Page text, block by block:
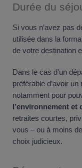
Durée du
Si vous n’avez pas
utilisée dans la
de votre destination
Dans le cas d’un
préférable d’avoir
notamment pour
l’environnement et
retraites courtes,
vous – ou à moins
choix judicieux.